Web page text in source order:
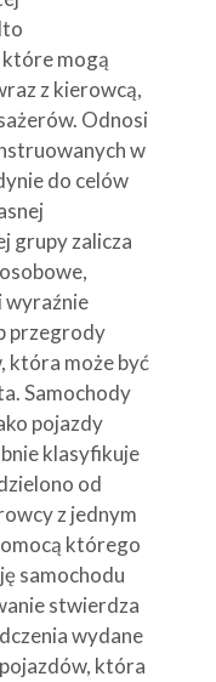
które mogą
z kierowcą,
Odnosi
w
do celów
grupy zalicza
wyraźnie
przegrody
która może być
Samochody
pojazdy
klasyfikuje
od
z jednym
którego
samochodu
stwierdza
wydane
która